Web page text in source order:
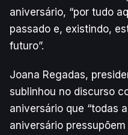
aniversário, “por tudo
passado e, existindo,
futuro”.
Joana Regadas,
sublinhou no discurso
aniversário que “todas
aniversário